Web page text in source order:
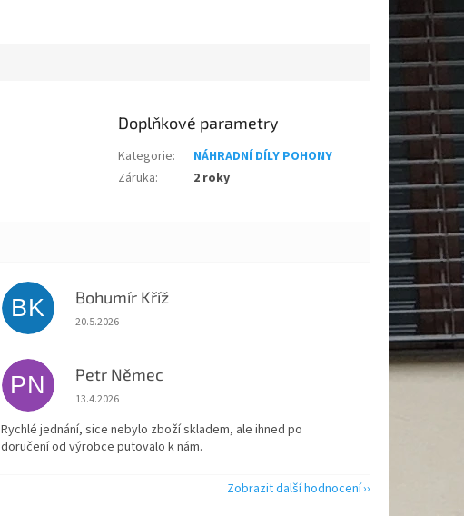
Doplňkové parametry
Kategorie:
NÁHRADNÍ DÍLY POHONY
Záruka: 2 roky
BK Bohumír Kříž
Hodnocení obchodu je 5 z 5 hvězdiček.
20.5.2026
PN Petr Němec
Hodnocení obchodu je 5 z 5 hvězdiček.
13.4.2026
Rychlé jednání, sice nebylo zboží skladem, ale ihned po
doručení od výrobce putovalo k nám.
Zobrazit další hodnocení